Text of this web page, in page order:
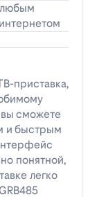
любым
приставка,
вы сможете
и быстрым
понятной,
легко